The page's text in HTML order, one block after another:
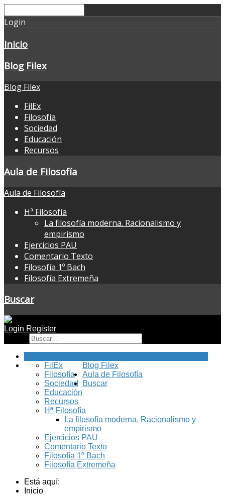
Login
Inicio
Blog Filex
Blog Filex
FilEx
Filosofía
Sociedad
Educación
Recursos
Aula de Filosofía
Aula de Filosofía
Hª Filosofía
La filosofía moderna. Racionalismo y
empirismo
Ejercicios PAU
Comentario Texto
Filosofía 1º Bach
Filosofía Extremeña
Buscar
Login Register
Blog Filex
FilEx
Filosofía
Sociedad
Educación
Recursos
Aula de Filosofía
Hª Filosofía
La filosofía moderna. Racionalismo y
empirismo
Ejercicios PAU
Comentario Texto
Filosofía 1º Bach
Filosofía Extremeña
Buscar
Está aquí:
Inicio